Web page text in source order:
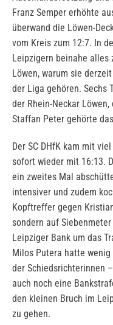
Franz Semper erhöhte
überwand die Löwen-
vom Kreis zum 12:7. In
Leipzigern beinahe alles
Löwen, warum sie
der Liga gehören. Sechs
der Rhein-Neckar
Staffan Peter gehörte
Der SC DHfK kam mit
sofort wieder mit 16:13.
ein zweites Mal
intensiver und zudem
Kopftreffer gegen
sondern auf
Leipziger Bank um das
Milos Putera hatte
der Schiedsrichterinnen
auch noch eine
den kleinen Bruch im
zu gehen.